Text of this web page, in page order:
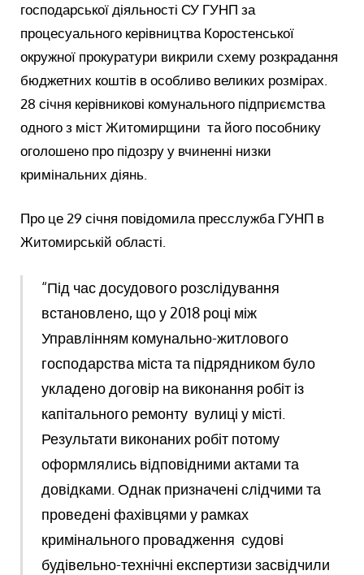
господарської діяльності СУ ГУНП за
процесуального керівництва Коростенської
окружної прокуратури викрили схему розкрадання
бюджетних коштів в особливо великих розмірах.
28 січня керівникові комунального підприємства
одного з міст Житомирщини та його пособнику
оголошено про підозру у вчиненні низки
кримінальних діянь.
Про це 29 січня повідомила пресслужба ГУНП в
Житомирській області.
“Під час досудового розслідування
встановлено, що у 2018 році між
Управлінням комунально-житлового
господарства міста та підрядником було
укладено договір на виконання робіт із
капітального ремонту вулиці у місті.
Результати виконаних робіт потому
оформлялись відповідними актами та
довідками. Однак призначені слідчими та
проведені фахівцями у рамках
кримінального провадження судові
будівельно-технічні експертизи засвідчили